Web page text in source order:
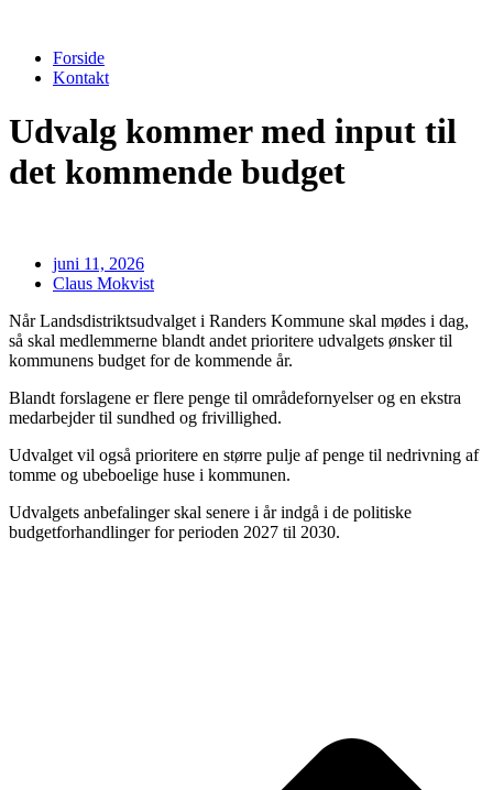
Forside
Kontakt
Udvalg kommer med input til
det kommende budget
juni 11, 2026
Claus Mokvist
Når Landsdistriktsudvalget i Randers Kommune skal mødes i dag,
så skal medlemmerne blandt andet prioritere udvalgets ønsker til
kommunens budget for de kommende år.
Blandt forslagene er flere penge til områdefornyelser og en ekstra
medarbejder til sundhed og frivillighed.
Udvalget vil også prioritere en større pulje af penge til nedrivning af
tomme og ubeboelige huse i kommunen.
Udvalgets anbefalinger skal senere i år indgå i de politiske
budgetforhandlinger for perioden 2027 til 2030.